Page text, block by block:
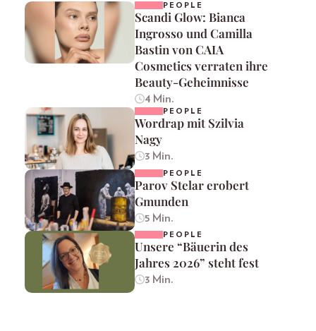
PEOPLE
Scandi Glow: Bianca
Ingrosso und Camilla
Bastin von CAIA
Cosmetics verraten ihre
Beauty-Geheimnisse
4 Min.
PEOPLE
Wordrap mit Szilvia
Nagy
3 Min.
PEOPLE
Parov Stelar erobert
Gmunden
5 Min.
PEOPLE
Unsere “Bäuerin des
Jahres 2026” steht fest
3 Min.